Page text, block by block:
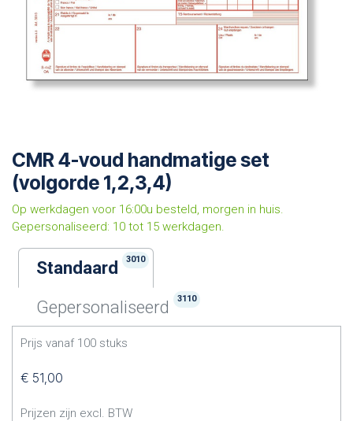
CMR 4-voud handmatige set
(volgorde 1,2,3,4)
Op werkdagen voor 16:00u besteld, morgen in huis.
Gepersonaliseerd: 10 tot 15 werkdagen.
Standaard 3010
Gepersonaliseerd 3110
Prijs vanaf 100 stuks
€ 51,00
Prijzen zijn excl. BTW